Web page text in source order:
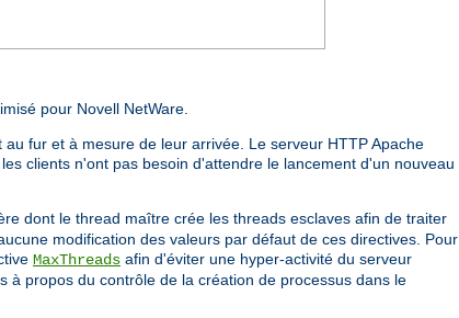
pour Novell NetWare.
fur et à mesure de leur arrivée. Le serveur HTTP Apache
clients n'ont pas besoin d'attendre le lancement d'un nouveau
dont le thread maître crée les threads esclaves afin de traiter
modification des valeurs par défaut de ces directives. Pour
MaxThreads afin d'éviter une hyper-activité du serveur
à propos du contrôle de la création de processus dans le